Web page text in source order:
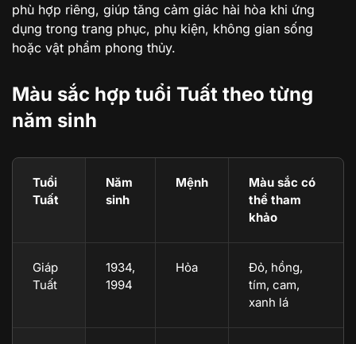
phù hợp riêng, giúp tăng cảm giác hài hòa khi ứng
dụng trong trang phục, phụ kiện, không gian sống
hoặc vật phẩm phong thủy.
Màu sắc hợp tuổi Tuất theo từng
năm sinh
Tuổi
Tuất
Năm
sinh
Mệnh
Màu sắc có
thể tham
khảo
Giáp
Tuất
1934,
1994
Hỏa
Đỏ, hồng,
tím, cam,
xanh lá